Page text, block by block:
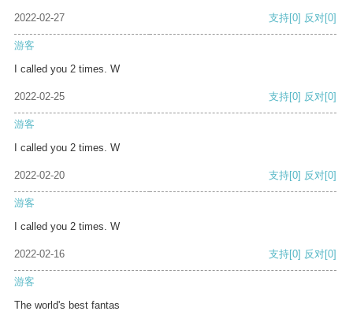
2022-02-27 支持[0] 反对[0]
游客
I called you 2 times. W
2022-02-25 支持[0] 反对[0]
游客
I called you 2 times. W
2022-02-20 支持[0] 反对[0]
游客
I called you 2 times. W
2022-02-16 支持[0] 反对[0]
游客
The world's best fantas